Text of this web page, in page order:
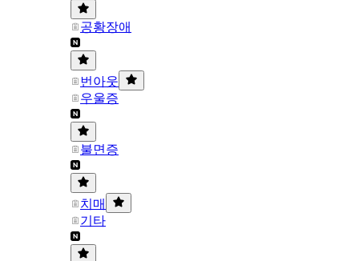
공황장애
번아웃
우울증
불면증
치매
기타